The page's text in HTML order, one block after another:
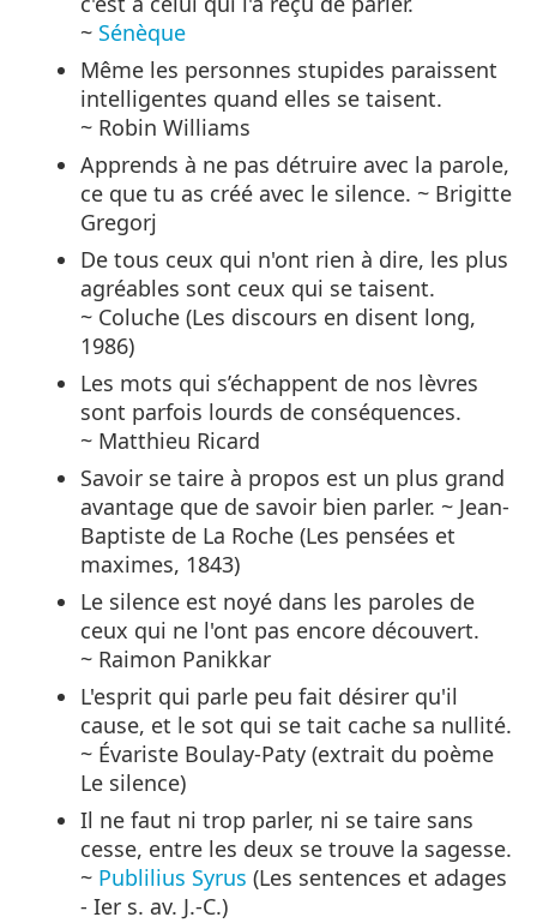
~ Sénèque
Même les personnes stupides paraissent
intelligentes quand elles se taisent.
~ Robin Williams
Apprends à ne pas détruire avec la parole,
ce que tu as créé avec le silence. ~ Brigitte
Gregorj
De tous ceux qui n'ont rien à dire, les plus
agréables sont ceux qui se taisent.
~ Coluche (Les discours en disent long,
1986)
Les mots qui s’échappent de nos lèvres
sont parfois lourds de conséquences.
~ Matthieu Ricard
Savoir se taire à propos est un plus grand
avantage que de savoir bien parler. ~ Jean-
Baptiste de La Roche (Les pensées et
maximes, 1843)
Le silence est noyé dans les paroles de
ceux qui ne l'ont pas encore découvert.
~ Raimon Panikkar
L'esprit qui parle peu fait désirer qu'il
cause, et le sot qui se tait cache sa nullité.
~ Évariste Boulay-Paty (extrait du poème
Le silence)
Il ne faut ni trop parler, ni se taire sans
cesse, entre les deux se trouve la sagesse.
~ Publilius Syrus (Les sentences et adages
- Ier s. av. J.-C.)